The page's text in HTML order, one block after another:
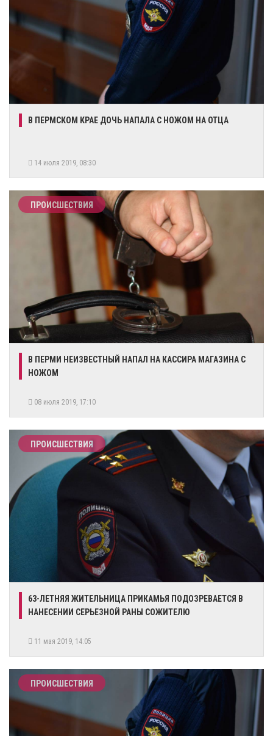
В ПЕРМСКОМ КРАЕ ДОЧЬ НАПАЛА С НОЖОМ НА ОТЦА
14 июля 2019, 08:30
ПРОИСШЕСТВИЯ
В ПЕРМИ НЕИЗВЕСТНЫЙ НАПАЛ НА КАССИРА МАГАЗИНА С
НОЖОМ
08 июля 2019, 17:10
ПРОИСШЕСТВИЯ
63-ЛЕТНЯЯ ЖИТЕЛЬНИЦА ПРИКАМЬЯ ПОДОЗРЕВАЕТСЯ В
НАНЕСЕНИИ СЕРЬЕЗНОЙ РАНЫ СОЖИТЕЛЮ
11 мая 2019, 14:05
ПРОИСШЕСТВИЯ